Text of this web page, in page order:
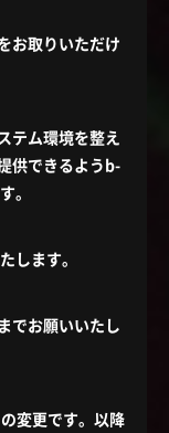
お取りいただけ
テム環境を整え
供できるようb-
。
します。
までお願いいたし
変更です。以降